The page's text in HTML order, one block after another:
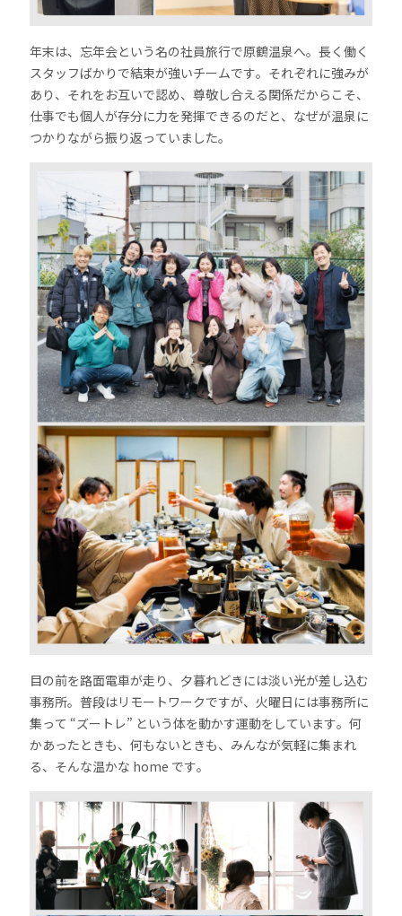
年末は、忘年会という名の社員旅行で原鶴温泉へ。長く働く
スタッフばかりで結束が強いチームです。それぞれに強みが
あり、それをお互いで認め、尊敬し合える関係だからこそ、
仕事でも個人が存分に力を発揮できるのだと、なぜが温泉に
つかりながら振り返っていました。
目の前を路面電車が走り、夕暮れどきには淡い光が差し込む
事務所。普段はリモートワークですが、火曜日には事務所に
集って “ズートレ” という体を動かす運動をしています。何
かあったときも、何もないときも、みんなが気軽に集まれ
る、そんな温かな home です。